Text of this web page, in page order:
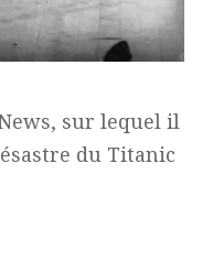
sur lequel il
du Titanic